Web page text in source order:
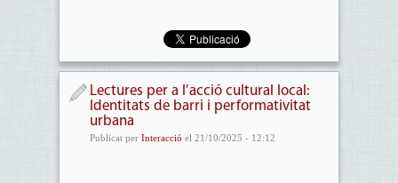
Lectures per a l’acció cultural local:
Identitats de barri i performativitat
urbana
Publicat per Interacció el 21/10/2025 - 12:12